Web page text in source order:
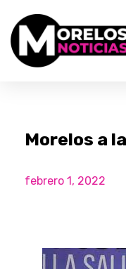
Morelos a
febrero 1, 2022